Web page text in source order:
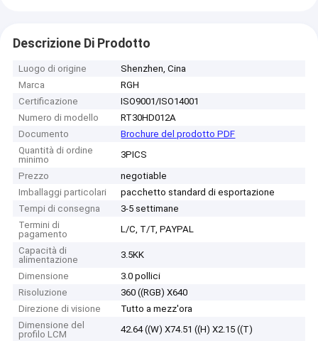
Descrizione Di Prodotto
Luogo di origine
Shenzhen, Cina
Marca
RGH
Certificazione
ISO9001/ISO14001
Numero di modello
RT30HD012A
Documento
Brochure del prodotto PDF
Quantità di ordine
minimo
3PICS
Prezzo
negotiable
Imballaggi particolari
pacchetto standard di esportazione
Tempi di consegna
3-5 settimane
Termini di
pagamento
L/C, T/T, PAYPAL
Capacità di
alimentazione
3.5KK
Dimensione
3.0 pollici
Risoluzione
360 ((RGB) X640
Direzione di visione
Tutto a mezz'ora
Dimensione del
profilo LCM
42.64 ((W) X74.51 ((H) X2.15 ((T)